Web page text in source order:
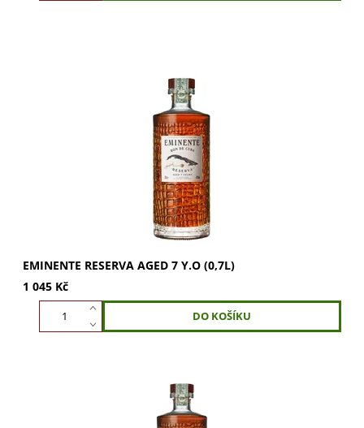
Eminente Reserva 7 Y.O. je kubánský rum s lahodnou
chutí od mistra Césara Martí. Zrál 7 let v sudech po
whisky. Objevte autentický kubánský rum....
EMINENTE RESERVA AGED 7 Y.O (0,7L)
1 045 Kč
Eminente Gran Reserva Edition N°1 – desetiletý kubánský
rum s 80 % aguardiente. Dozrával v sudech z
francouzského dubu. Obsah alkoholu...